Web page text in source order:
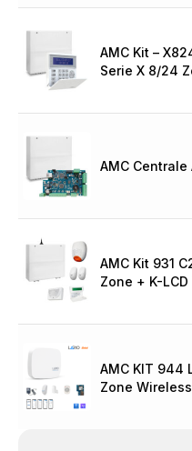
AMC Kit –
Serie X 8/24
AMC
AMC Kit 931
Zone + K-
AMC KIT 944
Zone